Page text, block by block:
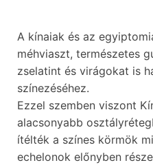
A kínaiak és az
méhviaszt, természetes
zselatint és virágokat is
színezéséhez.
Ezzel szemben viszont
alacsonyabb
ítélték a színes körmök
echelonok előnyben